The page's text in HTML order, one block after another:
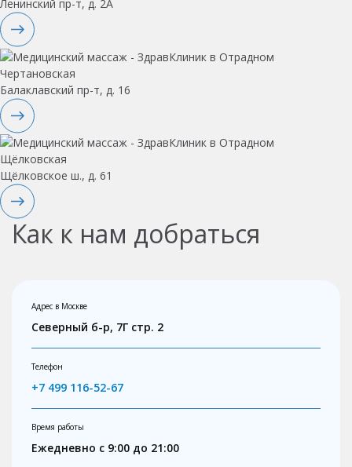
Ленинский пр-т, д. 2А
Чертановская
Балаклавский пр-т, д. 16
Щёлковская
Щёлковское ш., д. 61
Как к нам добраться
Адрес в Москве
Северный б-р, 7Г стр. 2
Телефон
+7 499 116-52-67
Время работы
Ежедневно с 9:00 до 21:00